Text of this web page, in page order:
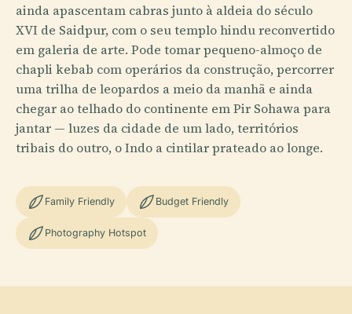
ainda apascentam cabras junto à aldeia do século
XVI de Saidpur, com o seu templo hindu reconvertido
em galeria de arte. Pode tomar pequeno-almoço de
chapli kebab com operários da construção, percorrer
uma trilha de leopardos a meio da manhã e ainda
chegar ao telhado do continente em Pir Sohawa para
jantar — luzes da cidade de um lado, territórios
tribais do outro, o Indo a cintilar prateado ao longe.
Family Friendly Budget Friendly
Photography Hotspot